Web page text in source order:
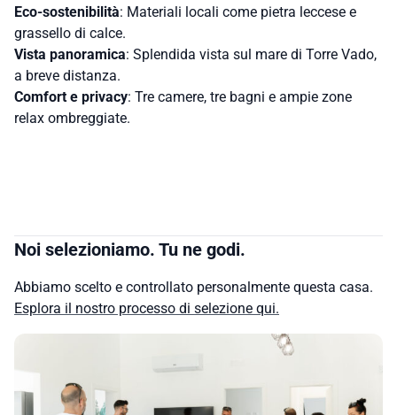
Eco-sostenibilità: Materiali locali come pietra leccese e
grassello di calce.
Vista panoramica: Splendida vista sul mare di Torre Vado,
a breve distanza.
Comfort e privacy: Tre camere, tre bagni e ampie zone
relax ombreggiate.
Noi selezioniamo. Tu ne godi.
Abbiamo scelto e controllato personalmente questa casa.
Esplora il nostro processo di selezione qui.